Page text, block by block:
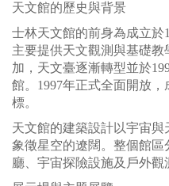
天文館的歷史與背景
士林天文館的前身為成立於
主要提供天文觀測與基礎
加，天文臺逐漸轉型並於
館。1997年正式全面開放
標。
天文館的建築設計以宇宙與
象徵星空的遼闊。整個館
廳、宇宙探險設施及戶外觀